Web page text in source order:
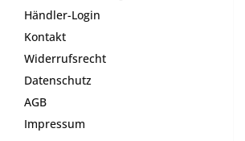
Händler-Login
Kontakt
Widerrufsrecht
Datenschutz
AGB
Impressum